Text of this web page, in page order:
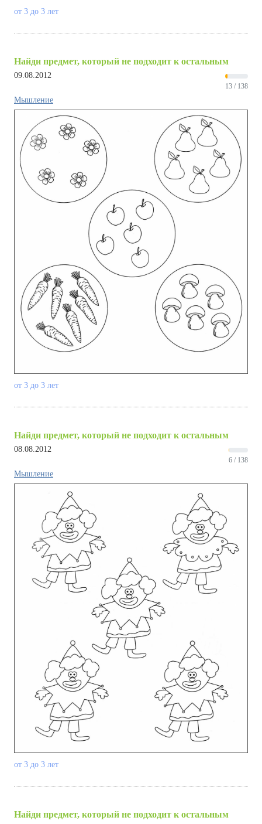
от 3 до 3 лет
Найди предмет, который не подходит к остальным
09.08.2012
13 / 138
Мышление
от 3 до 3 лет
Найди предмет, который не подходит к остальным
08.08.2012
6 / 138
Мышление
от 3 до 3 лет
Найди предмет, который не подходит к остальным